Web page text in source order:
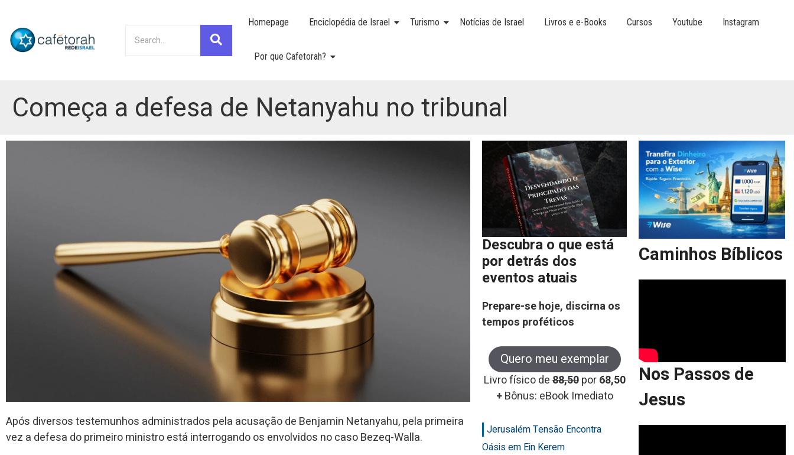
Homepage Enciclopédia de Israel Turismo Notícias de Israel Livros e e-Books Cursos Youtube Instagram
Por que Cafetorah?
Começa a defesa de Netanyahu no tribunal
Após diversos testemunhos administrados pela acusação de Benjamin Netanyahu, pela primeira
vez a defesa do primeiro ministro está interrogando os envolvidos no caso Bezeq-Walla.
Descubra o que está
por detrás dos
eventos atuais
Prepare-se hoje, discirna os
tempos proféticos
Quero meu exemplar
Livro físico de88,50 por68,50
+Bônus: eBook Imediato
Jerusalém Tensão Encontra
Oásis em Ein Kerem
Caminhos Bíblicos
Nos Passos de
Jesus